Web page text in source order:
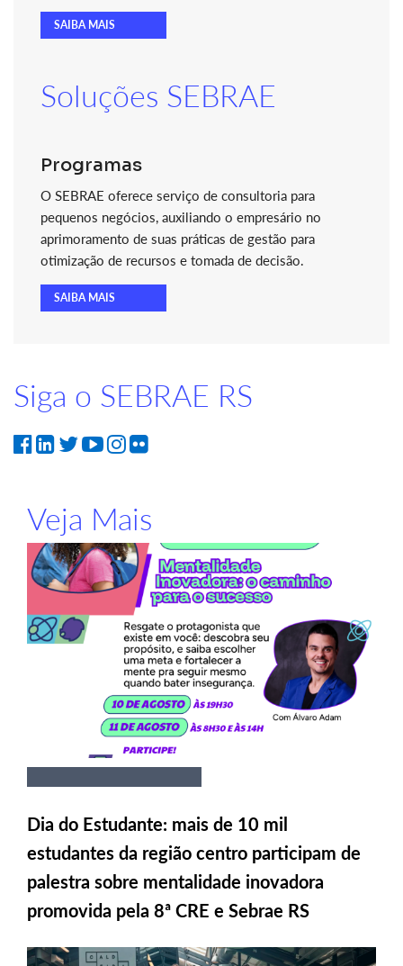
SAIBA MAIS
Soluções SEBRAE
Programas
O SEBRAE oferece serviço de consultoria para
pequenos negócios, auxiliando o empresário no
aprimoramento de suas práticas de gestão para
otimização de recursos e tomada de decisão.
SAIBA MAIS
Siga o SEBRAE RS
Veja Mais
Dia do Estudante: mais de 10 mil
estudantes da região centro participam de
palestra sobre mentalidade inovadora
promovida pela 8ª CRE e Sebrae RS